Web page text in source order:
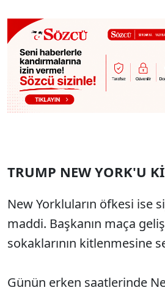
TRUMP NEW YORK'U
New Yorkluların öfkesi ise
maddi. Başkanın maça
sokaklarının kitlenmesine
Günün erken saatlerinde